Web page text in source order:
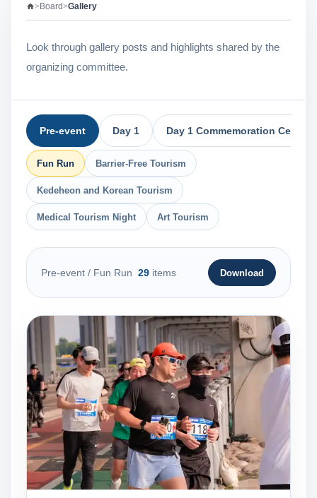
>Board>Gallery
Look through gallery posts and highlights shared by the
organizing committee.
Pre-event Day 1 Day 1 Commemoration
Fun Run Barrier-Free Tourism
Kedeheon and Korean Tourism
Medical Tourism Night Art Tourism
Pre-event / Fun Run 29 items Download